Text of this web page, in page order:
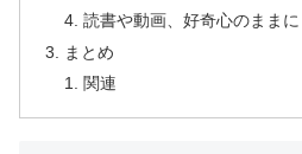
読書や動画、好奇心のままに
まとめ
関連